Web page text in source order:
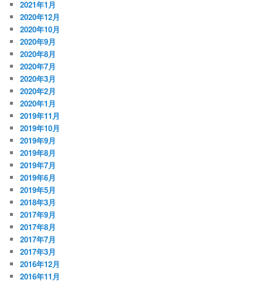
2021年1月
2020年12月
2020年10月
2020年9月
2020年8月
2020年7月
2020年3月
2020年2月
2020年1月
2019年11月
2019年10月
2019年9月
2019年8月
2019年7月
2019年6月
2019年5月
2018年3月
2017年9月
2017年8月
2017年7月
2017年3月
2016年12月
2016年11月